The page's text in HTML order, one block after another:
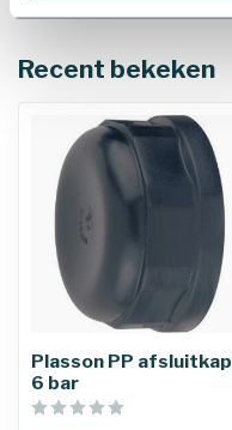
Recent bekeken
Plasson PP afsluitkap |
6 bar